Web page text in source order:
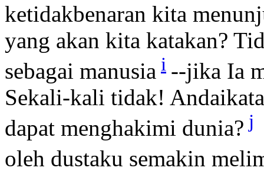
ketidakbenaran kita
yang akan kita katakan?
sebagai manusia i --jika Ia
Sekali-kali tidak!
dapat menghakimi dunia? j
oleh dustaku semakin